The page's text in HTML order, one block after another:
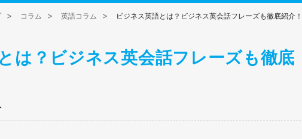
コラム 英語コラム ビジネス英語とは？ビジネス英会話フレーズも徹底紹介！
は？ビジネス英会話フレーズも徹底